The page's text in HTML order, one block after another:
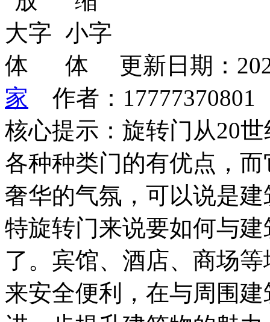
更新日期：
家 作者：
核心提示：旋转门从20
各种种类门的有优点，
奢华的气氛，可以说是
特旋转门来说要如何与
了。宾馆、酒店、商场
来安全便利，在与周围